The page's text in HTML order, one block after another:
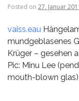
Posted on 27. Januar
vaiss.eau
mundgeblasenes
Krüger – gesehen
Pic: Minu Lee
mouth-blown glas).